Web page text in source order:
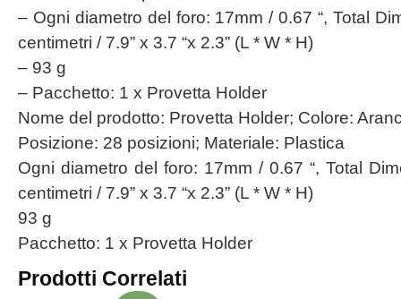
– Ogni diametro del foro: 17mm / 0.67 “, Total
centimetri / 7.9” x 3.7 “x 2.3” (L * W * H)
– 93 g
– Pacchetto: 1 x Provetta Holder
Nome del prodotto: Provetta Holder; Colore:
Posizione: 28 posizioni; Materiale: Plastica
Ogni diametro del foro: 17mm / 0.67 “, Total
centimetri / 7.9” x 3.7 “x 2.3” (L * W * H)
93 g
Pacchetto: 1 x Provetta Holder
Prodotti Correlati